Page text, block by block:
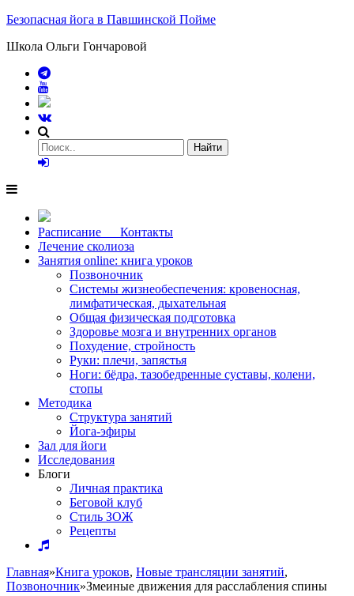
Безопасная йога в Павшинской Пойме
Школа Ольги Гончаровой
Расписание Контакты
Лечение сколиоза
Занятия online: книга уроков
Позвоночник
Системы жизнеобеспечения: кровеносная,
лимфатическая, дыхательная
Общая физическая подготовка
Здоровье мозга и внутренних органов
Похудение, стройность
Руки: плечи, запястья
Ноги: бёдра, тазобедренные суставы, колени,
стопы
Методика
Структура занятий
Йога-эфиры
Зал для йоги
Исследования
Блоги
Личная практика
Беговой клуб
Стиль ЗОЖ
Рецепты
Главная»Книга уроков, Новые трансляции занятий,
Позвоночник»Змеиные движения для расслабления спины